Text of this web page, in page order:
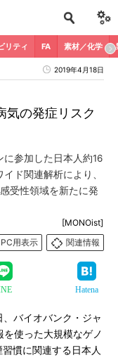
リティ FA 素材／化学
2019年4月18日
気の発症リスク
参加した日本人約16
ド関連解析により、
受性領域を新たに発
[MONOist]
PC用表示
関連情報
Hatena
バイオバンク・ジャ
使った大規模なゲノ
慣に関連する日本人